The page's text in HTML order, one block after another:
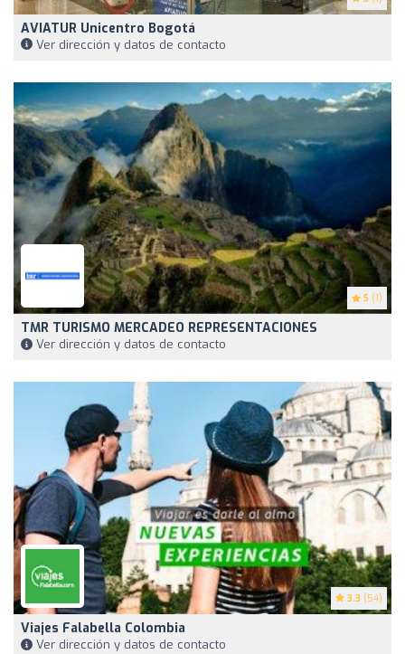
AVIATUR Unicentro Bogotá
Ver dirección y datos de contacto
5 (1)
TMR TURISMO MERCADEO REPRESENTACIONES
Ver dirección y datos de contacto
3.3 (54)
Viajes Falabella Colombia
Ver dirección y datos de contacto